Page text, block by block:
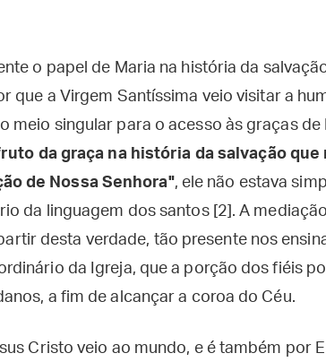
o papel de Maria na história da
que a Virgem Santíssima veio visitar a
meio singular para o acesso às graças de
da graça na história da salvação que
de Nossa Senhora", ele não estava
da linguagem dos santos [2]. A
desta verdade, tão presente nos
da Igreja, que a porção dos fiéis
a fim de alcançar a coroa do Céu.
Cristo veio ao mundo, e é também por